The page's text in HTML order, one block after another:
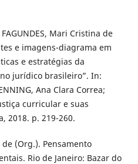
Mari Cristina de
e imagens-diagrama em
e estratégias da
jurídico brasileiro”. In:
Ana Clara Correa;
curricular e suas
2018. p. 219-260.
de (Org.). Pensamento
Rio de Janeiro: Bazar do